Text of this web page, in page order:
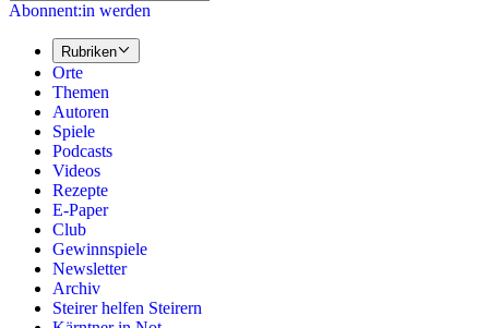
Abonnent:in werden
Rubriken
Orte
Themen
Autoren
Spiele
Podcasts
Videos
Rezepte
E-Paper
Club
Gewinnspiele
Newsletter
Archiv
Steirer helfen Steirern